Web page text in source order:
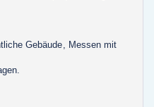
Gebäude, Messen mit